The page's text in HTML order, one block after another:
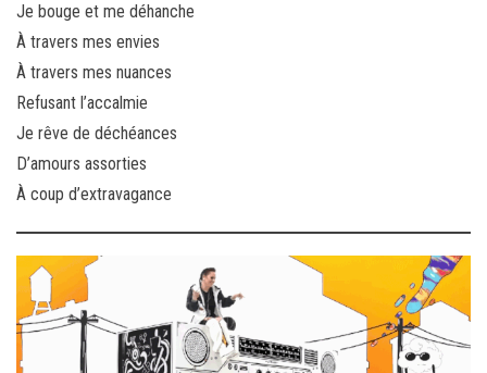
Je bouge et me déhanche
À travers mes envies
À travers mes nuances
Refusant l’accalmie
Je rêve de déchéances
D’amours assorties
À coup d’extravagance